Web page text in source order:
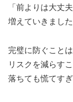
「前よりは大丈
増えていきました
完璧に防ぐこと
リスクを減らす
落ちても慌てす